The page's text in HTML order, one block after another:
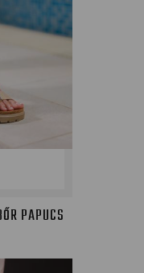
PAPUCS